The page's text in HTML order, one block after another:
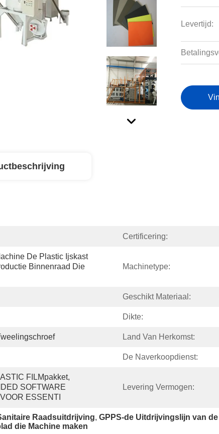
Levertijd:
Certificering:
De Plastic Ijskast
Binnenraad Die
Machinetype:
Geschikt Materiaal:
Dikte:
Land Van Herkomst:
De Naverkoopdienst:
FILMpakket,
SOFTWARE
ESSENTI
Levering Vermogen:
Raadsuitdrijving, GPPS-de Uitdrijvingslijn van
die Machine maken